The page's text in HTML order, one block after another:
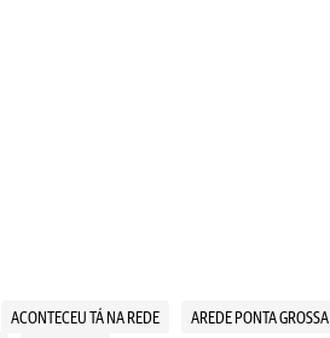
ACONTECEU TÁ NA REDE
AREDE PONTA GROSSA